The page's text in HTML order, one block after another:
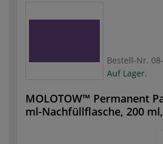
Bestell-Nr.
Auf Lager.
MOLOTOW™ Permanent
ml-Nachfüllflasche, 200